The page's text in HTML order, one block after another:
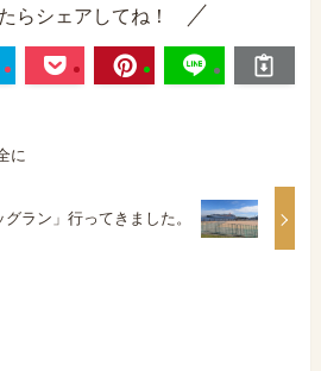
らシェアしてね！
に
グラン」行ってきました。